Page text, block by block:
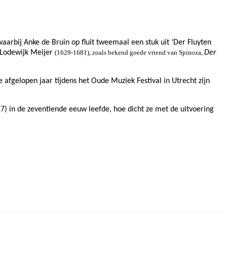
Anke de Bruin op fluit tweemaal een stuk uit ‘Der Fluyten
Meijer (1629-1681), zoals bekend goede vriend van Spinoza, Der
jaar tijdens het Oude Muziek Festival in Utrecht zijn
in de zeventiende eeuw leefde, hoe dicht ze met de uitvoering